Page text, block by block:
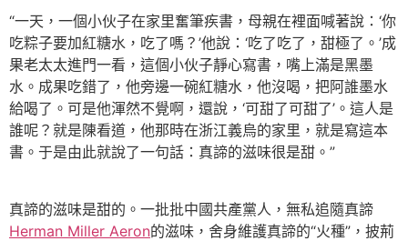
“一天，一個小伙子在家里奮筆疾書，母親在裡面喊著說：‘你
吃粽子要加紅糖水，吃了嗎？’他說：‘吃了吃了，甜極了。’成
果老太太進門一看，這個小伙子靜心寫書，嘴上滿是黑墨
水。成果吃錯了，他旁邊一碗紅糖水，他沒喝，把阿誰墨水
給喝了。可是他渾然不覺啊，還說，‘可甜了可甜了’。這人是
誰呢？就是陳看道，他那時在浙江義烏的家里，就是寫這本
書。于是由此就說了一句話：真諦的滋味很是甜。”
真諦的滋味是甜的。一批批中國共產黨人，無私追隨真諦
Herman Miller Aeron的滋味，舍身維護真諦的“火種”，披荊